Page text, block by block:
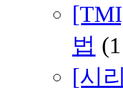
법
[시